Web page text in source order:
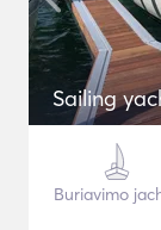
Buriavimo